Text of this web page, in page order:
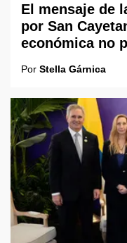
El mensaje de
por San
económica no
Por Stella Gárnica